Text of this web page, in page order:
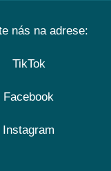
nás na adrese:
TikTok
Facebook
Instagram